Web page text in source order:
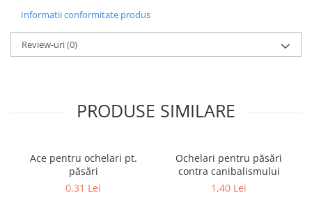
Informatii conformitate produs
Review-uri(0)
PRODUSE SIMILARE
Ace pentru ochelari pt.
păsări
0,31 Lei
Ochelari pentru păsări
contra canibalismului
1,40 Lei